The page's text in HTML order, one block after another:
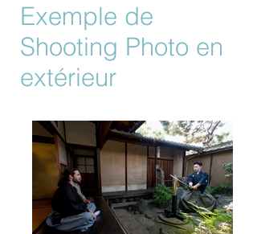
Exemple de
Shooting Photo en
extérieur